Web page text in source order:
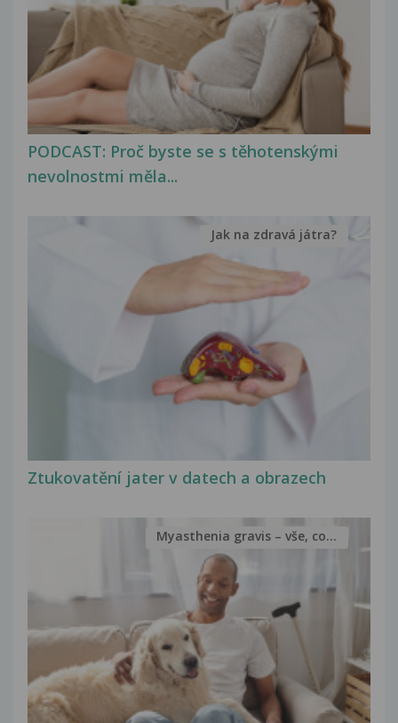
PODCAST: Proč byste se s těhotenskými
nevolnostmi měla...
Ztukovatění jater v datech a obrazech
Jak na zdravá játra?
Myasthenia gravis – vše, co...